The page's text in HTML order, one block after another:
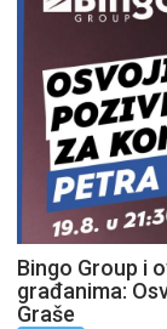
Bingo Group i
građanima:
Graše